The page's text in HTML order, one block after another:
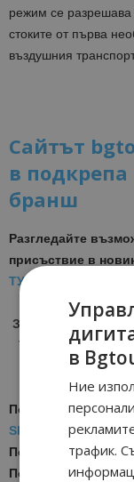
режим се разрешава
стоките от първа
въздушния
Сайтът
в
бранш
Разгледайте
присъствие в
ТУК
ЗА АКТУАЛНИ
ТУРОПЕРАТОРИ
ВАЙБЪР КАНАЛА
Последвайте ни
Showcase
Последвайте
Последвайте
в
Ние
трафик.